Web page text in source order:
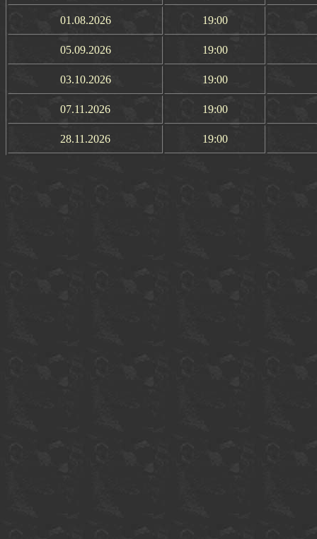
01.08.2026 19:00
05.09.2026 19:00
03.10.2026 19:00
07.11.2026 19:00
28.11.2026 19:00